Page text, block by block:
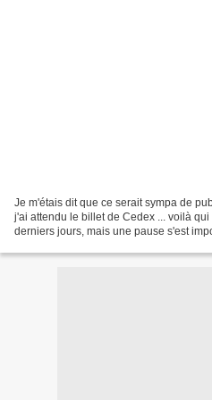
Je m'étais dit que ce serait sympa de
j'ai attendu le billet de Cedex ... voilà
derniers jours, mais une pause s'est